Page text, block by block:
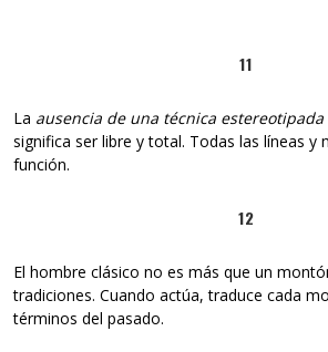
11
La ausencia de una técnica
significa ser libre y total. Todas las líneas y
función.
12
El hombre clásico no es más que un
tradiciones. Cuando actúa, traduce cada
términos del pasado.